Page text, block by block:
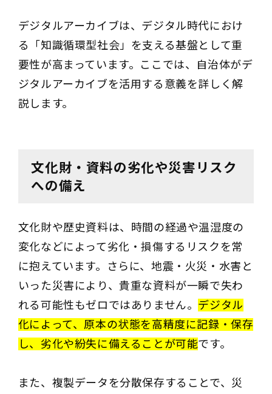
デジタルアーカイブは、デジタル時代におけ
る「知識循環型社会」を支える基盤として重
要性が高まっています。ここでは、自治体がデ
ジタルアーカイブを活用する意義を詳しく解
説します。
文化財・資料の劣化や災害リスク
への備え
文化財や歴史資料は、時間の経過や温湿度の
変化などによって劣化・損傷するリスクを常
に抱えています。さらに、地震・火災・水害と
いった災害により、貴重な資料が一瞬で失わ
れる可能性もゼロではありません。 デジタル
化によって、原本の状態を高精度に記録・保存
し、劣化や紛失に備えることが可能です。
また、複製データを分散保存することで、災